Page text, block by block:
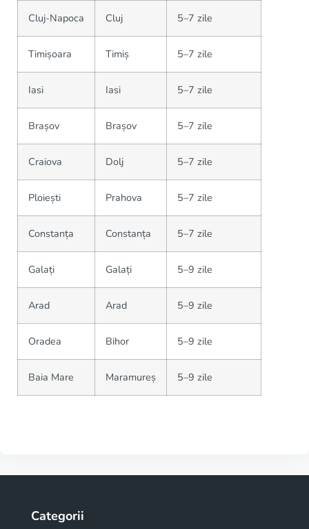
Cluj-Napoca Cluj 5–7 zile
Timișoara Timiș 5–7 zile
Iasi Iasi 5–7 zile
Brașov Brașov 5–7 zile
Craiova Dolj 5–7 zile
Ploiești Prahova 5–7 zile
Constanța Constanța 5–7 zile
Galați Galați 5–9 zile
Arad Arad 5–9 zile
Oradea Bihor 5–9 zile
Baia Mare Maramureș 5–9 zile
Categorii